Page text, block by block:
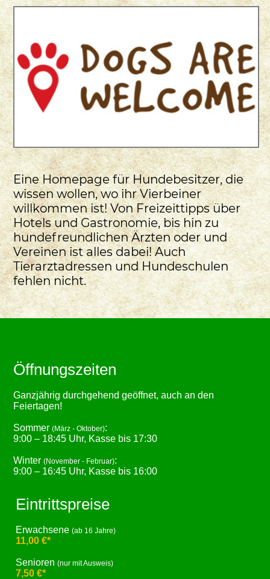
Eine Homepage für Hundebesitzer, die
wissen wollen, wo ihr Vierbeiner
willkommen ist! Von Freizeittipps über
Hotels und Gastronomie, bis hin zu
hundefreundlichen Ärzten oder und
Vereinen ist alles dabei! Auch
Tierarztadressen und Hundeschulen
fehlen nicht.
Öffnungszeiten
Ganzjährig durchgehend geöffnet, auch an den
Feiertagen!
Sommer(März - Oktober):
9:00 – 18:45 Uhr, Kasse bis 17:30
Winter(November - Februar):
9:00 – 16:45 Uhr, Kasse bis 16:00
Eintrittspreise
Erwachsene(ab 16 Jahre)
11,00 €*
Senioren(nur mit Ausweis)
7,50 €*